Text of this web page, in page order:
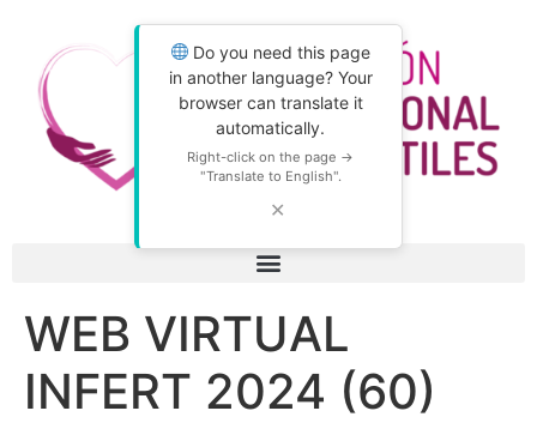
Do you need this page
in another language? Your
browser can translate it
automatically.
Right-click on the page →
"Translate to English".
✕
WEB VIRTUAL
INFERT 2024 (60)